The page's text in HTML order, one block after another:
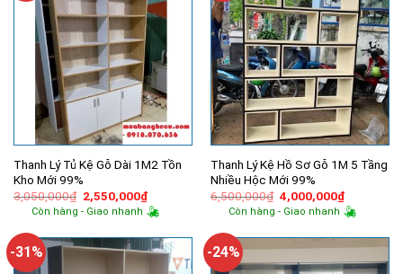
Thanh Lý Tủ Kệ Gỗ Dài 1M2 Tồn
Kho Mới 99%
3,050,000₫ Giá
gốc
là:
2,550,000₫Giá
hiện
tại
2,550,000₫.
Còn hàng - Giao nhanh
Thanh Lý Kệ Hồ Sơ Gỗ 1M 5 Tầng
Nhiều Hộc Mới 99%
6,500,000₫ Giá
gốc
là:
4,000,000₫Giá
hiện
tại
Còn hàng - Giao nhanh
-31% -24%